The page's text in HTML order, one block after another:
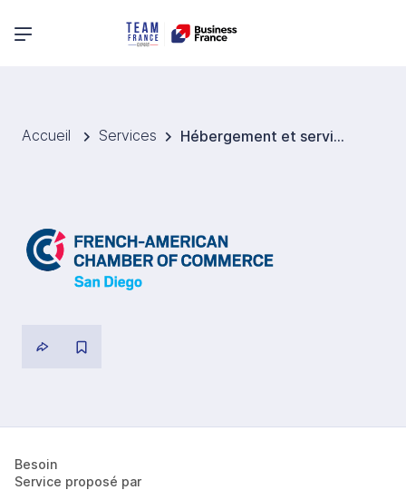
Menu principal
Accueil Services Hébergement et services associés Etats-Unis - San Diego FACC
Besoin
Service proposé par